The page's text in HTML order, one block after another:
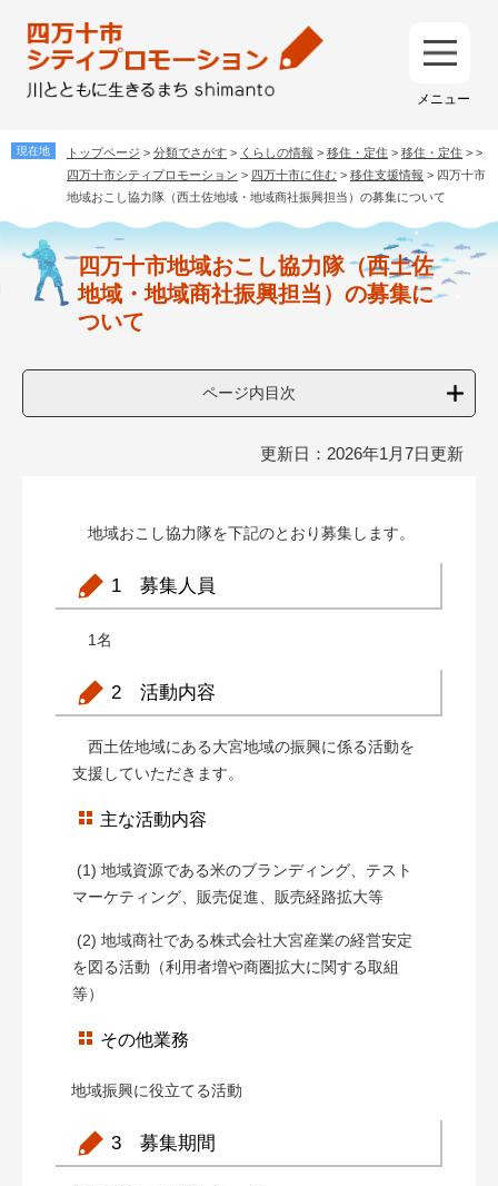
本
メ
ュ
トップページ > 分類でさがす > くらしの情報 > 移住・定住 > 移住・定住 > >
四万十市シティプロモーション > 四万十市に住む > 移住支援情報 > 四万十市
地域おこし協力隊（西土佐地域・地域商社振興担当）の募集について
文
四万十市地域おこし協力隊（西土佐
地域・地域商社振興担当）の募集に
ついて
ページ内目次
更新日：2026年1月7日更新
地域おこし協力隊を下記のとおり募集します。
1 募集人員
1名
2 活動内容
西土佐地域にある大宮地域の振興に係る活動を
支援していただきます。
主な活動内容
(1) 地域資源である米のブランディング、テスト
マーケティング、販売促進、販売経路拡大等
(2) 地域商社である株式会社大宮産業の経営安定
を図る活動（利用者増や商圏拡大に関する取組
等）
その他業務
地域振興に役立てる活動
3 募集期間